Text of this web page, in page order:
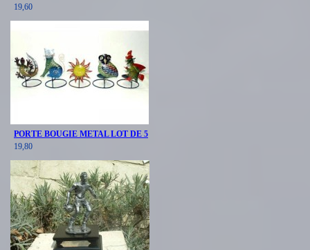
19,60
PORTE BOUGIE METAL LOT DE 5
19,80